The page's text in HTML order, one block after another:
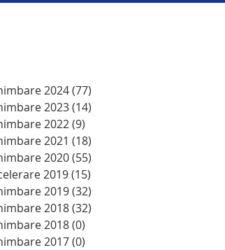
2024(77)
2023(14)
2022(9)
2021 (18)
2020(55)
2019(15)
2019(32)
2018(32)
2018(0)
2017(0)